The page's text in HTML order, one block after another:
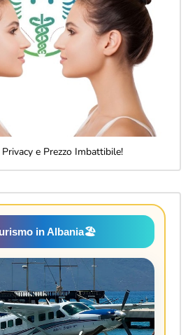
e Prezzo Imbattibile!
in Albania🏖️